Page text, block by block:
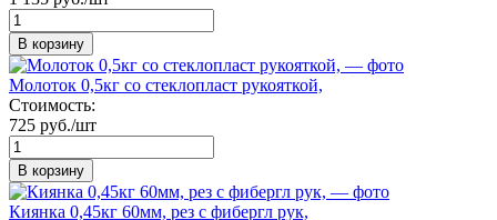
В корзину
Молоток 0,5кг со стеклопласт рукояткой,
Стоимость:
725 руб./шт
В корзину
Киянка 0,45кг 60мм, рез с фибергл рук,